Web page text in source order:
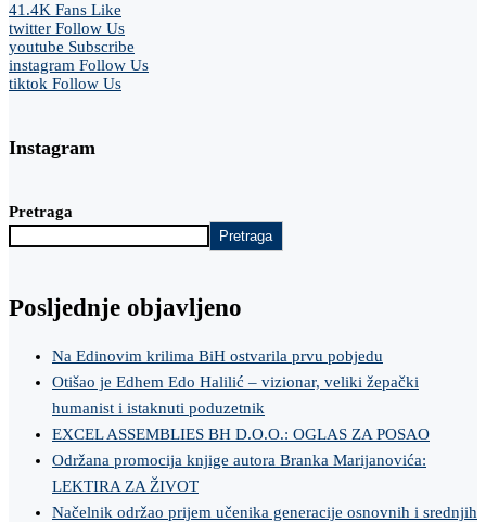
41.4K Fans Like
twitter Follow Us
youtube Subscribe
instagram Follow Us
tiktok Follow Us
Instagram
Pretraga
Pretraga
Posljednje objavljeno
Na Edinovim krilima BiH ostvarila prvu pobjedu
Otišao je Edhem Edo Halilić – vizionar, veliki žepački
humanist i istaknuti poduzetnik
EXCEL ASSEMBLIES BH D.O.O.: OGLAS ZA POSAO
Održana promocija knjige autora Branka Marijanovića:
LEKTIRA ZA ŽIVOT
Načelnik održao prijem učenika generacije osnovnih i srednjih